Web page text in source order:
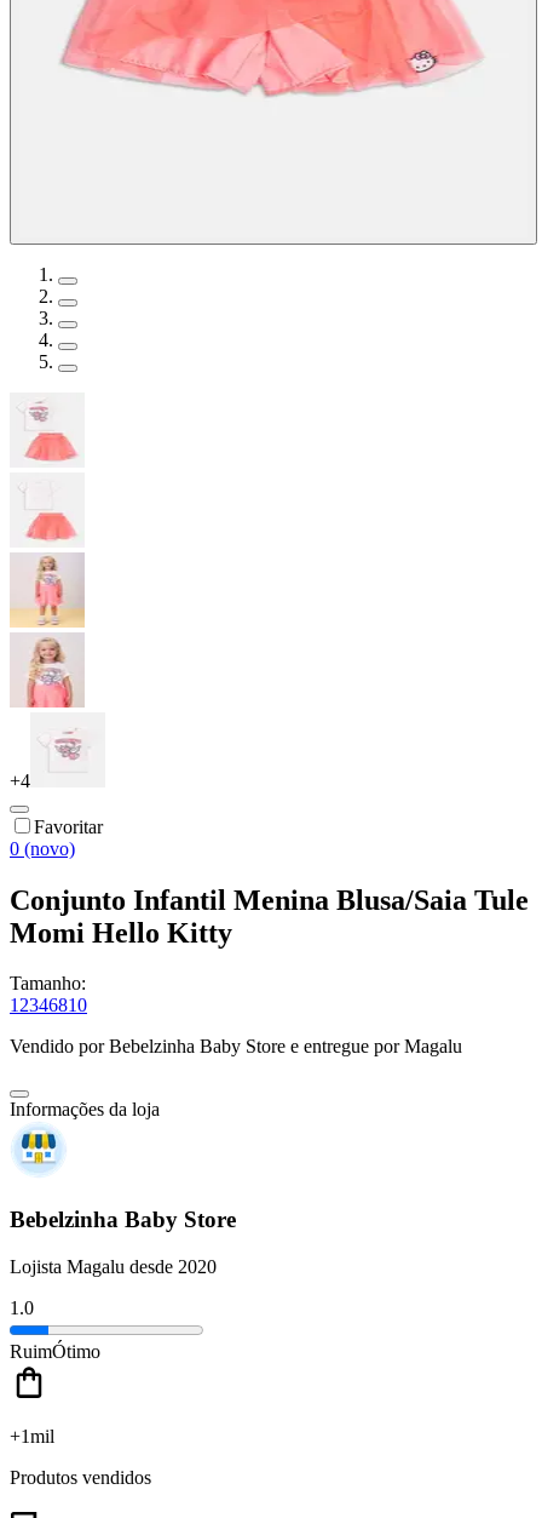
+4
Favoritar
0 (novo)
Conjunto Infantil Menina Blusa/Saia Tule
Momi Hello Kitty
Tamanho:
12346810
Vendido porBebelzinha Baby Store e entregue por Magalu
Informações da loja
Bebelzinha Baby Store
Lojista Magalu desde 2020
1.0
RuimÓtimo
+1mil
Produtos vendidos